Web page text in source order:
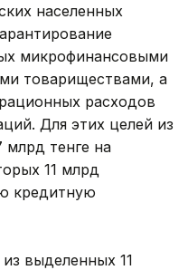
населенных
микрофинансовыми
товариществами, а
расходов
Для этих целей из
тенге на
11 млрд
кредитную
выделенных 11